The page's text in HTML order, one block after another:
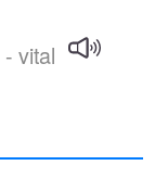
- vital